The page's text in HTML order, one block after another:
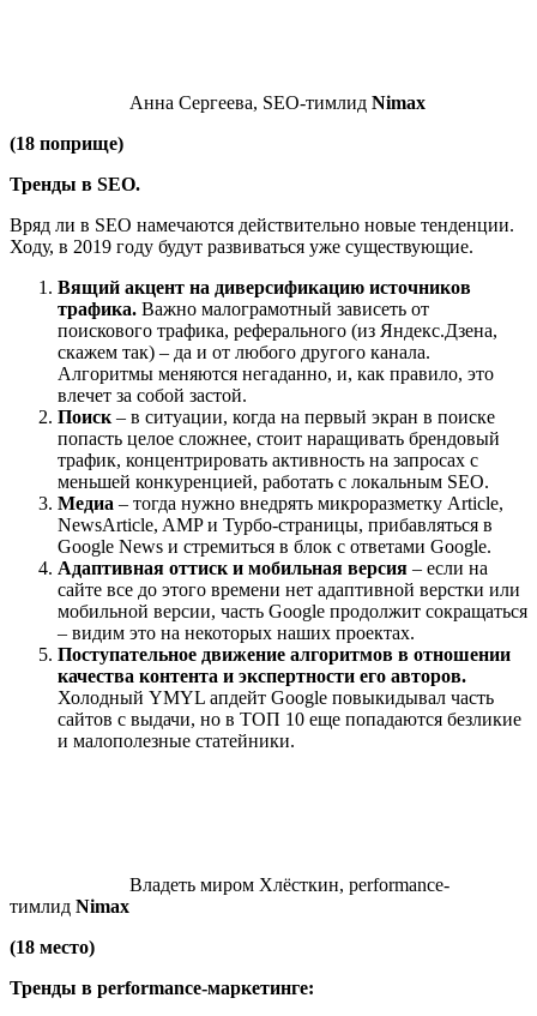
Анна Сергеева, SEO-тимлид Nimax
(18 поприще)
Тренды в SEO.
Вряд ли в SEO намечаются действительно новые тенденции.
Ходу, в 2019 году будут развиваться уже существующие.
Вящий акцент на диверсификацию источников
трафика. Важно малограмотный зависеть от
поискового трафика, реферального (из Яндекс.Дзена,
скажем так) – да и от любого другого канала.
Алгоритмы меняются негаданно, и, как правило, это
влечет за собой застой.
Поиск – в ситуации, когда на первый экран в поиске
попасть целое сложнее, стоит наращивать брендовый
трафик, концентрировать активность на запросах с
меньшей конкуренцией, работать с локальным SEO.
Медиа – тогда нужно внедрять микроразметку Article,
NewsArticle, AMP и Турбо-страницы, прибавляться в
Google News и стремиться в блок с ответами Google.
Адаптивная оттиск и мобильная версия – если на
сайте все до этого времени нет адаптивной верстки или
мобильной версии, часть Google продолжит сокращаться
– видим это на некоторых наших проектах.
Поступательное движение алгоритмов в отношении
качества контента и экспертности его авторов.
Холодный YMYL апдейт Google повыкидывал часть
сайтов с выдачи, но в ТОП 10 еще попадаются безликие
и малополезные статейники.
Владеть миром Хлёсткин, performance-
тимлид Nimax
(18 место)
Тренды в performance-маркетинге: